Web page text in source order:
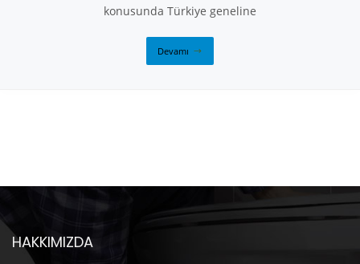
konusunda Türkiye geneline
Devamı
HAKKIMIZDA